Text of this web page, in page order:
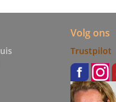
Volg ons
Trustpilot